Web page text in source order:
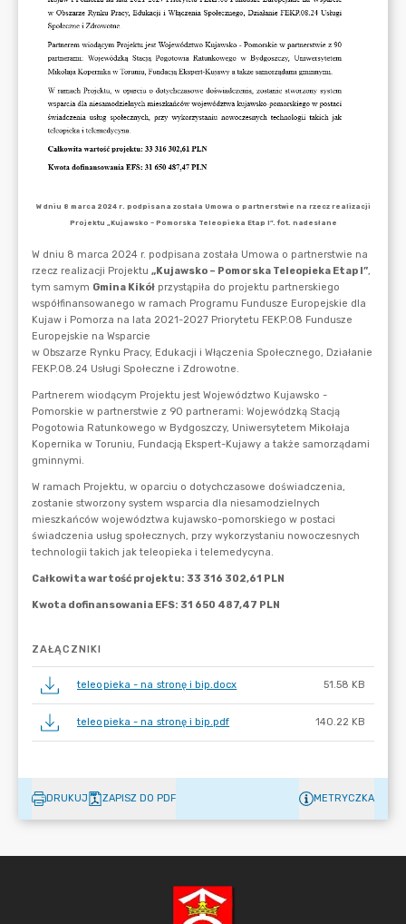
ZAŁĄCZNIKI
teleopieka - na stronę i bip.docx 51.58 KB
teleopieka - na stronę i bip.pdf 140.22 KB
DRUKUJ ZAPISZ DO PDF METRYCZKA